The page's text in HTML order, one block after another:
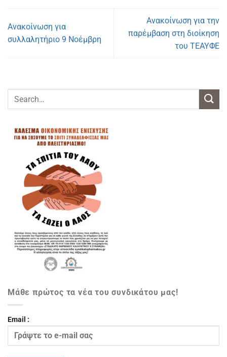
Ανακοίνωση για
συλλαλητήριο 9 Νοέμβρη
Ανακοίνωση για την
παρέμβαση στη διοίκηση
του ΤΕΑΥΦΕ
Μάθε πρώτος τα νέα του συνδικάτου μας!
Email :